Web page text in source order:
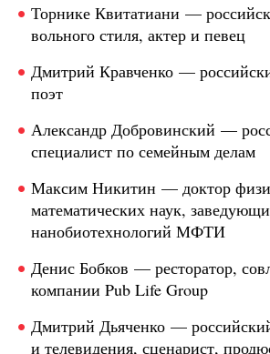
Торнике Квитатиани —
вольного стиля, актер и певец
Дмитрий Кравченко —
поэт
Александр Добровинский —
специалист по семейным делам
Максим Никитин — доктор
математических наук,
нанобиотехнологий МФТИ
Денис Бобков — ресторатор,
компании Pub Life Group
Дмитрий Дьяченко —
и телевидения, сценарист,